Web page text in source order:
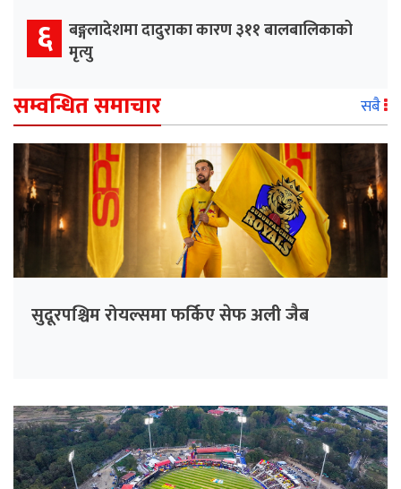
६ बङ्गलादेशमा दादुराका कारण ३११ बालबालिकाको
मृत्यु
सम्वन्धित समाचार सबै
सुदूरपश्चिम रोयल्समा फर्किए सेफ अली जैब